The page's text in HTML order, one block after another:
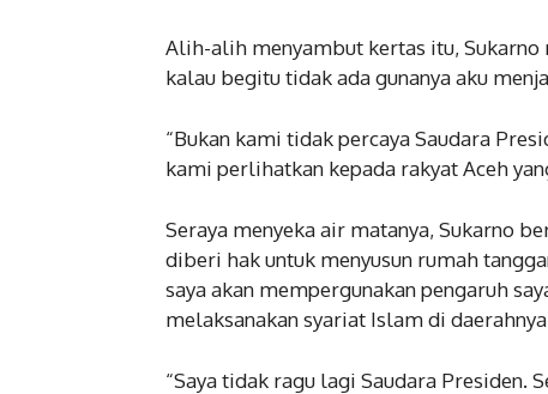
Alih-alih menyambut kertas itu, Sukarno
kalau begitu tidak ada gunanya aku
“Bukan kami tidak percaya Saudara
kami perlihatkan kepada rakyat Aceh
Seraya menyeka air matanya, Sukarno
diberi hak untuk menyusun rumah
saya akan mempergunakan pengaruh
melaksanakan syariat Islam di
“Saya tidak ragu lagi Saudara Presiden.